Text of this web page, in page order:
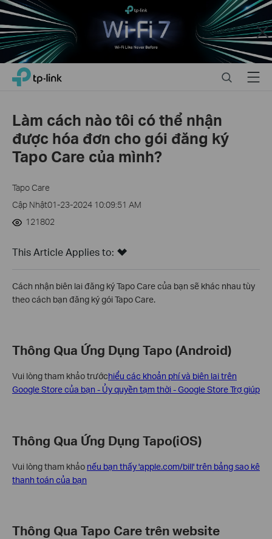
Close
Click
navigation
TP-Link, Reliably Smart SearchMenu
Làm cách nào tôi có thể nhận
được hóa đơn cho gói đăng ký
Tapo Care của mình?
Tapo Care
Cập Nhật01-23-2024 10:09:51 AM
121802
This Article Applies to:
Cách nhận biên lai đăng ký Tapo Care của bạn sẽ khác nhau tùy
theo cách bạn đăng ký gói Tapo Care.
Thông Qua Ứng Dụng Tapo (Android)
Vui lòng tham khảo trướchiểu các khoản phí và biên lai trên
Google Store của bạn - Ủy quyền tạm thời - Google Store Trợ giúp
Thông Qua Ứng Dụng Tapo(iOS)
Vui lòng tham khảo nếu bạn thấy 'apple.com/bill' trên bảng sao kê
thanh toán của bạn
Thông Qua Tapo Care trên website